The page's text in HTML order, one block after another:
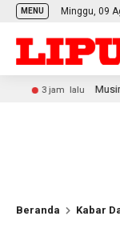
MENU Minggu, 09
lalu Musim
Beranda Kabar